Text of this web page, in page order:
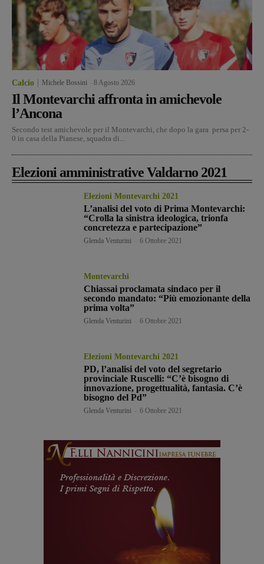
Calcio Michele Bossini 8 Agosto 2026
Il Montevarchi affronta in amichevole
l’Ancona
Secondo test amichevole per il Montevarchi, che dopo la gara persa per 2-
0 in casa della Pianese, squadra di...
Elezioni amministrative Valdarno 2021
Elezioni Montevarchi 2021
L’analisi del voto di Prima Montevarchi:
“Crolla la sinistra ideologica, trionfa
concretezza e partecipazione”
Glenda Venturini 6 Ottobre 2021
Montevarchi
Chiassai proclamata sindaco per il
secondo mandato: “Più emozionante della
prima volta”
Glenda Venturini 6 Ottobre 2021
Elezioni Montevarchi 2021
PD, l’analisi del voto del segretario
provinciale Ruscelli: “C’è bisogno di
innovazione, progettualità, fantasia. C’è
bisogno del Pd”
Glenda Venturini 6 Ottobre 2021